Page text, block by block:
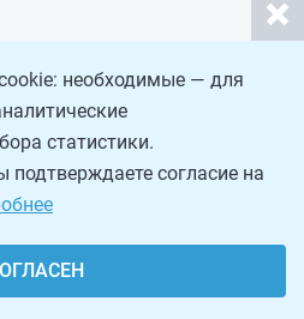
необходимые — для
статистики.
согласие на